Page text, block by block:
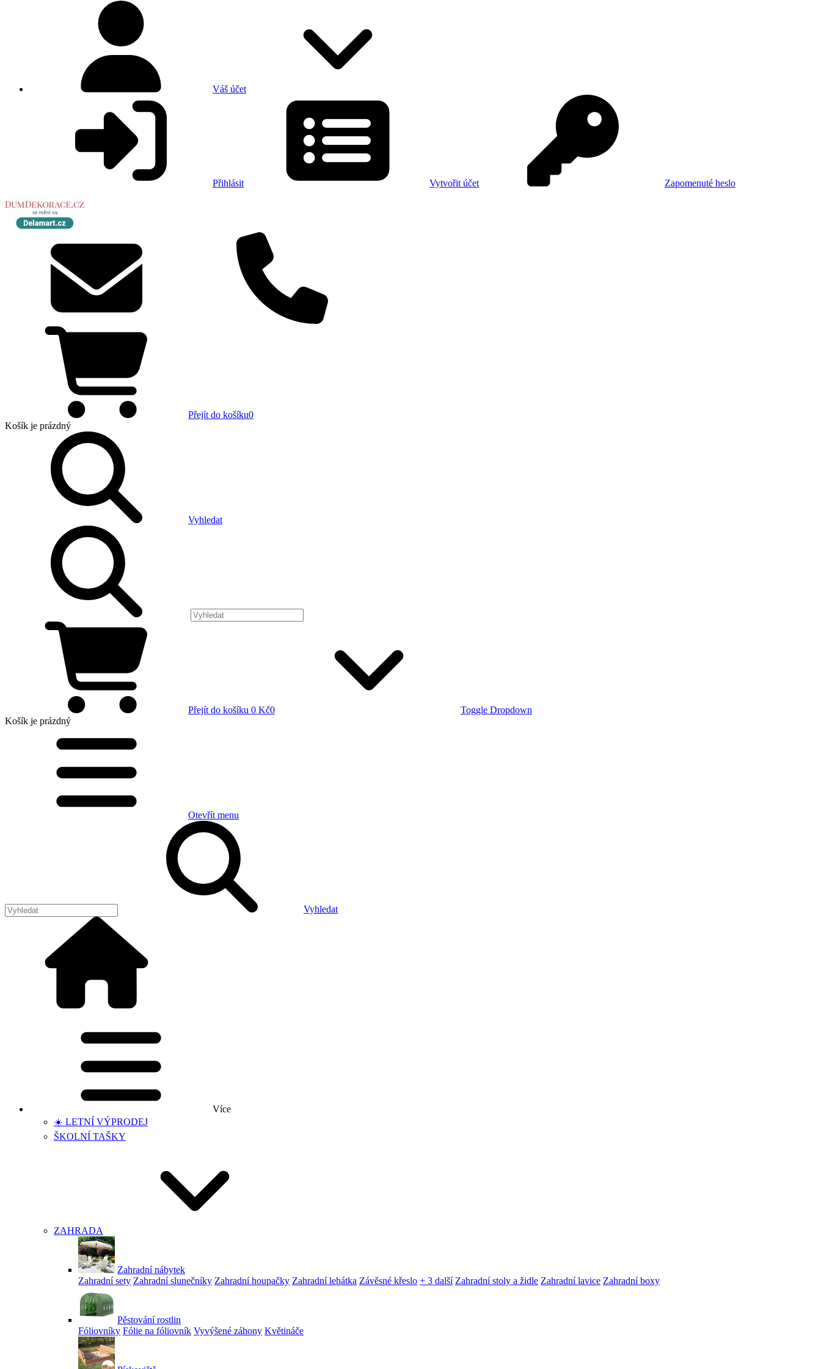
Váš účet
Přihlásit Vytvořit účet Zapomenuté heslo
Přejít do košíku0
Košík je prázdný
Vyhledat
Přejít do košíku 0 Kč0
Toggle Dropdown
Košík je prázdný
Otevřít menu
Vyhledat
Více
☀️ LETNÍ VÝPRODEJ
ŠKOLNÍ TAŠKY
ZAHRADA
Zahradní nábytek
Zahradní sety Zahradní slunečníky Zahradní houpačky Zahradní lehátka Závěsné křeslo + 3 další Zahradní stoly a židle Zahradní lavice Zahradní boxy
Pěstování rostlin
Fóliovníky Fólie na fóliovník Vyvýšené záhony Květináče